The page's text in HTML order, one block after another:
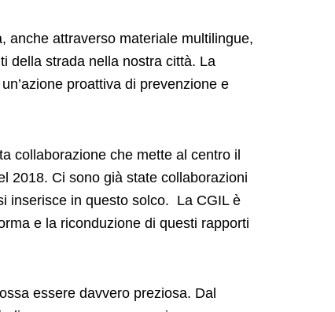
anche attraverso materiale multilingue,
della strada nella nostra città. La
proattiva di prevenzione e
collaborazione che mette al centro il
2018. Ci sono già state collaborazioni
inserisce in questo solco. La CGIL è
e la riconduzione di questi rapporti
essere davvero preziosa. Dal